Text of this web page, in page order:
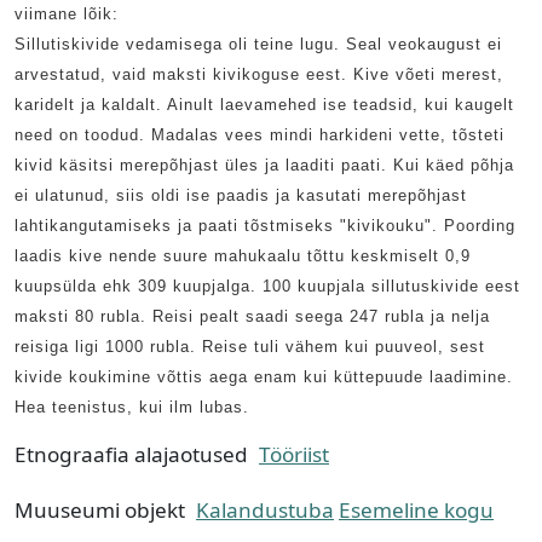
viimane lõik:
Sillutiskivide vedamisega oli teine lugu. Seal veokaugust ei
arvestatud, vaid maksti kivikoguse eest. Kive võeti merest,
karidelt ja kaldalt. Ainult laevamehed ise teadsid, kui kaugelt
need on toodud. Madalas vees mindi harkideni vette, tõsteti
kivid käsitsi merepõhjast üles ja laaditi paati. Kui käed põhja
ei ulatunud, siis oldi ise paadis ja kasutati merepõhjast
lahtikangutamiseks ja paati tõstmiseks "kivikouku". Poording
laadis kive nende suure mahukaalu tõttu keskmiselt 0,9
kuupsülda ehk 309 kuupjalga. 100 kuupjala sillutuskivide eest
maksti 80 rubla. Reisi pealt saadi seega 247 rubla ja nelja
reisiga ligi 1000 rubla. Reise tuli vähem kui puuveol, sest
kivide koukimine võttis aega enam kui küttepuude laadimine.
Hea teenistus, kui ilm lubas.
Etnograafia alajaotused Tööriist
Muuseumi objekt Kalandustuba Esemeline kogu